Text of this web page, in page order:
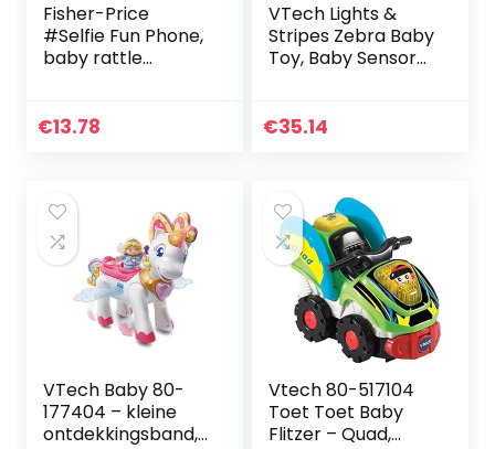
Fisher-Price
#Selfie Fun Phone,
baby rattle
newborn babies
€13.78
VTech Lights &
Stripes Zebra Baby
Toy, Baby Sensory
Sounds, Baby
€35.14
VTech Baby 80-
177404 – kleine
ontdekkingsband,
Vtech 80-517104
Toet Toet Baby
Flitzer – Quad,